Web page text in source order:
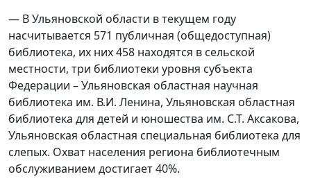
— В Ульяновской области в текущем году
насчитывается 571 публичная (общедоступная)
библиотека, их них 458 находятся в сельской
местности, три библиотеки уровня субъекта
Федерации – Ульяновская областная научная
библиотека им. В.И. Ленина, Ульяновская областная
библиотека для детей и юношества им. С.Т. Аксакова,
Ульяновская областная специальная библиотека для
слепых. Охват населения региона библиотечным
обслуживанием достигает 40%.